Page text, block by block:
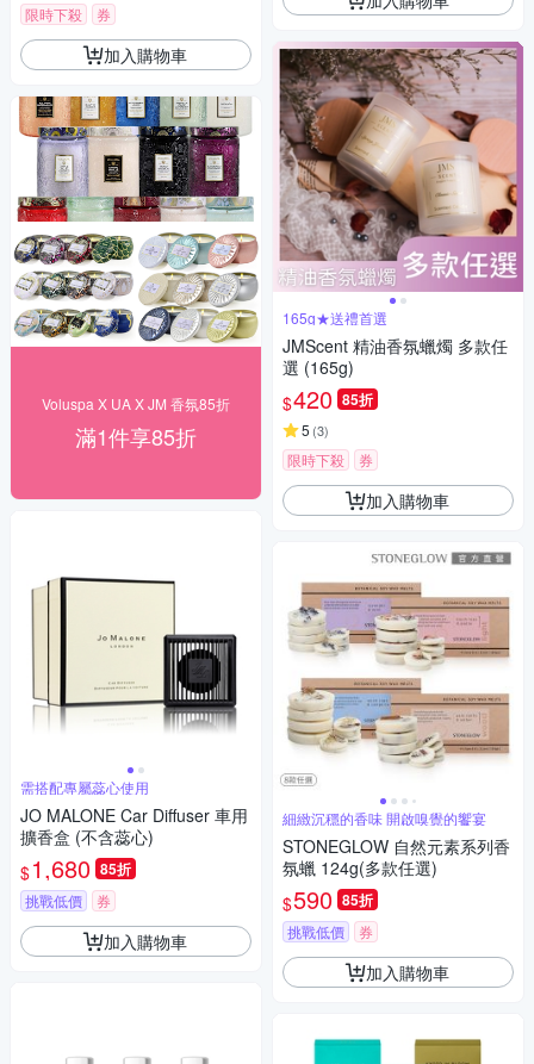
限時下殺 券
加入購物車
Voluspa X UA X JM 香氛85折
滿1件享85折
需搭配專屬蕊心使用
JO MALONE Car Diffuser 車用
擴香盒 (不含蕊心)
$1,680 85折
挑戰低價 券
加入購物車
165g★送禮首選
JMScent 精油香氛蠟燭 多款任
選 (165g)
$420 85折
5 (3)
限時下殺 券
加入購物車
細緻沉穩的香味 開啟嗅覺的饗宴
STONEGLOW 自然元素系列香
氛蠟 124g(多款任選)
$590 85折
挑戰低價 券
加入購物車